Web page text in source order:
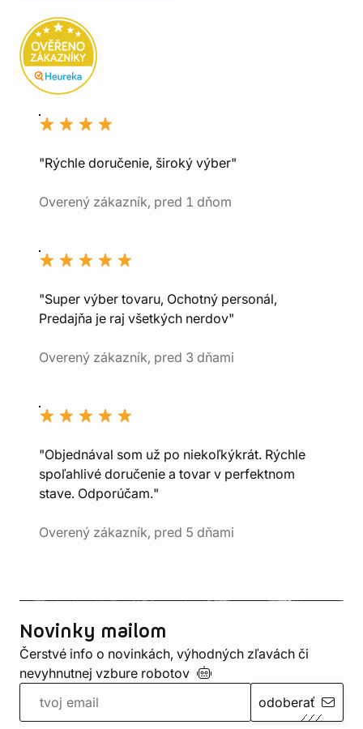
"Rýchle doručenie, široký výber"
Overený zákazník, pred 1 dňom
"Super výber tovaru, Ochotný personál,
Predajňa je raj všetkých nerdov"
Overený zákazník, pred 3 dňami
"Objednával som už po niekoľkýkrát. Rýchle
spoľahlivé doručenie a tovar v perfektnom
stave. Odporúčam."
Overený zákazník, pred 5 dňami
Novinky mailom
Čerstvé info o novinkách, výhodných zľavách či
nevyhnutnej vzbure robotov
odoberať